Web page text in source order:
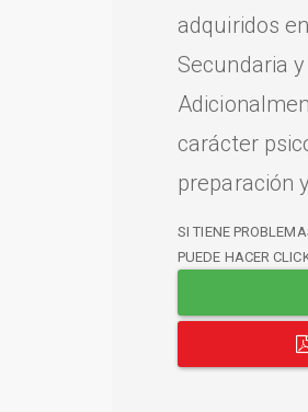
adquiridos
Secundaria
carácter
preparación
SI TIENE
PUEDE HACER